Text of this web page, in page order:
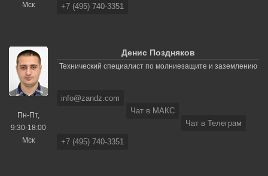
Мск
+7 (495) 740-3351
Пн-Пт,
9:30-18:00
Мск
Денис Поздняков
Технический специалист по молниезащите и заземлению
info@zandz.com
Чат в МАКС
Чат в Телеграм
+7 (495) 740-3351